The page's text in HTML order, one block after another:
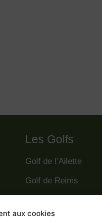
aux cookies
Les Golfs
Golf de l’Ailette
Golf de Reims
Golf des Poursaudes